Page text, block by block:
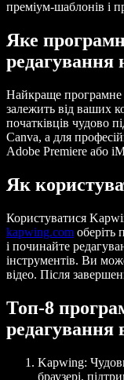
преміум-шаблонів і
Яке
редагування
Найкраще програмне
залежить від ваших
початківців чудово
Canva, а для
Adobe Premiere або
Як
Користуватися
kapwing.com оберіть
і починайте
інструментів. Ви
відео. Після
Топ-8
редагування
Kapwing:
браузері,